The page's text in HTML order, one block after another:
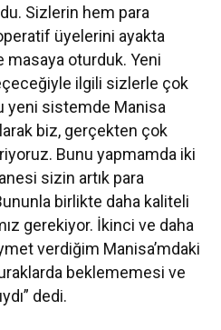
Sizlerin hem para
üyelerini ayakta
masaya oturduk. Yeni
ilgili sizlerle çok
yeni sistemde Manisa
biz, gerçekten çok
Bunu yapmamda iki
sizin artık para
birlikte daha kaliteli
gerekiyor. İkinci ve daha
verdiğim Manisa’mdaki
beklememesi ve
dedi.